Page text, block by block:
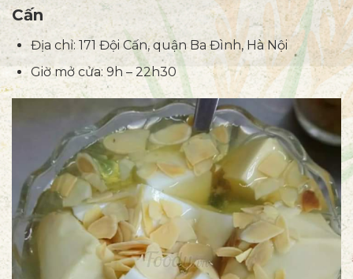
Cấn
Địa chỉ: 171 Đội Cấn, quận Ba Đình, Hà Nội
Giờ mở cửa: 9h – 22h30